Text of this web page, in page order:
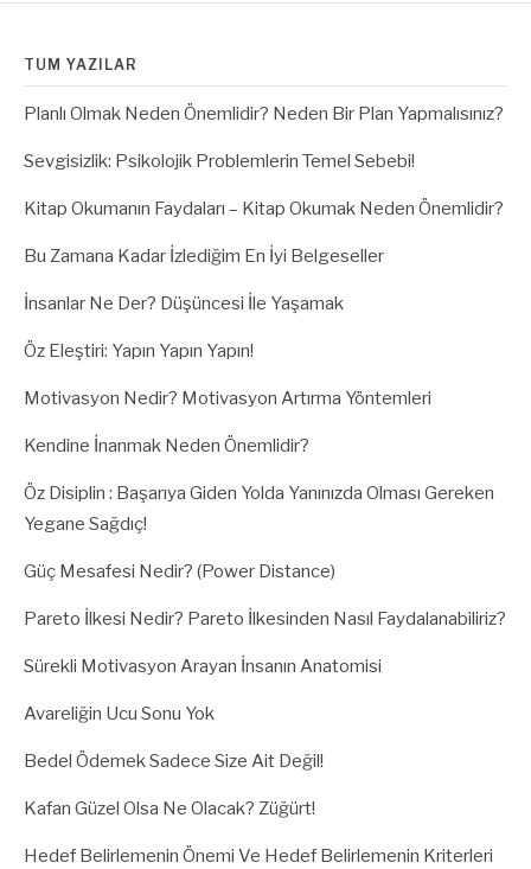
TÜM YAZILAR
Planlı Olmak Neden Önemlidir? Neden Bir Plan Yapmalısınız?
Sevgisizlik: Psikolojik Problemlerin Temel Sebebi!
Kitap Okumanın Faydaları – Kitap Okumak Neden Önemlidir?
Bu Zamana Kadar İzlediğim En İyi Belgeseller
İnsanlar Ne Der? Düşüncesi İle Yaşamak
Öz Eleştiri: Yapın Yapın Yapın!
Motivasyon Nedir? Motivasyon Artırma Yöntemleri
Kendine İnanmak Neden Önemlidir?
Öz Disiplin : Başarıya Giden Yolda Yanınızda Olması Gereken
Yegane Sağdıç!
Güç Mesafesi Nedir? (Power Distance)
Pareto İlkesi Nedir? Pareto İlkesinden Nasıl Faydalanabiliriz?
Sürekli Motivasyon Arayan İnsanın Anatomisi
Avareliğin Ucu Sonu Yok
Bedel Ödemek Sadece Size Ait Değil!
Kafan Güzel Olsa Ne Olacak? Züğürt!
Hedef Belirlemenin Önemi Ve Hedef Belirlemenin Kriterleri